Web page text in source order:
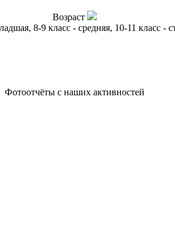
Возраст
8-9 класс - средняя, 10-11 класс -
Фотоотчёты с наших активностей